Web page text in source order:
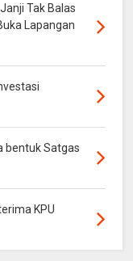
Tak Balas
Lapangan
bentuk Satgas
KPU